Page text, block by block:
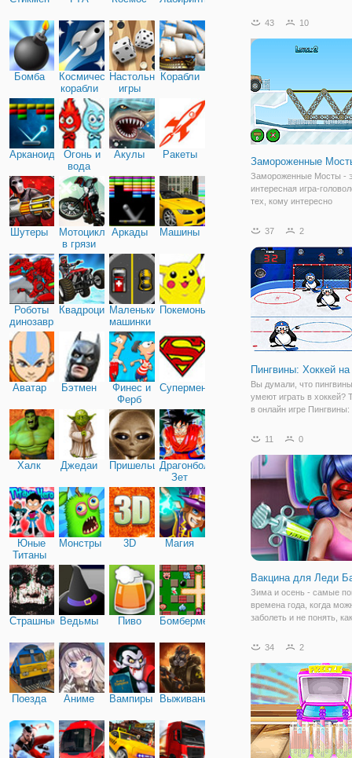
Бомба
Космические
корабли
Настольные
игры
Корабли
Арканоид
Огонь и
вода
Акулы Ракеты
Шутеры
Мотоциклы
в грязи
Аркады Машины
Роботы
динозавры
КвадроциклыМаленькие
машинки
Покемоны
Аватар Бэтмен
Финес и
Ферб
Супермен
Халк Джедаи ПришельцыДрагонболл
Зет
Юные
Титаны
Монстры 3D Магия
Страшные Ведьмы Пиво Бомбермен
Поезда Аниме Вампиры Выживание
получил цифровой
уровне, вы можете
43 10
Замороженные
Замороженные Мосты -
интересная игра-
тех, кому интересно
конструкторы. Суть
вам нужно построить
проехав по которому
машина
37 2
Пингвины: Хоккей
Вы думали, что
умеют играть в хоккей?
в онлайн игре Пингвины:
птичек с другой
управлением будет
пингвин,
11 0
Вакцина для Леди
Зима и осень - самые
времена года, когда
заболеть и не понять,
вакцины, которые
микробов. И с такой
Баг отправилась
34 2